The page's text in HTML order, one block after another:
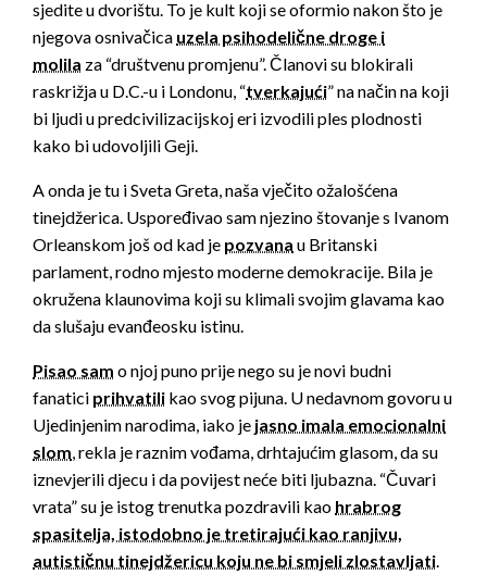
sjedite u dvorištu. To je kult koji se oformio nakon što je
njegova osnivačica uzela psihodelične droge i
molila za “društvenu promjenu”. Članovi su blokirali
raskrižja u D.C.-u i Londonu, “tverkajući” na način na koji
bi ljudi u predcivilizacijskoj eri izvodili ples plodnosti
kako bi udovoljili Geji.
A onda je tu i Sveta Greta, naša vječito ožalošćena
tinejdžerica. Uspoređivao sam njezino štovanje s Ivanom
Orleanskom još od kad je pozvana u Britanski
parlament, rodno mjesto moderne demokracije. Bila je
okružena klaunovima koji su klimali svojim glavama kao
da slušaju evanđeosku istinu.
Pisao sam o njoj puno prije nego su je novi budni
fanatici prihvatili kao svog pijuna. U nedavnom govoru u
Ujedinjenim narodima, iako je jasno imala emocionalni
slom, rekla je raznim vođama, drhtajućim glasom, da su
iznevjerili djecu i da povijest neće biti ljubazna. “Čuvari
vrata” su je istog trenutka pozdravili kao hrabrog
spasitelja, istodobno je tretirajući kao ranjivu,
autističnu tinejdžericu koju ne bi smjeli zlostavljati.